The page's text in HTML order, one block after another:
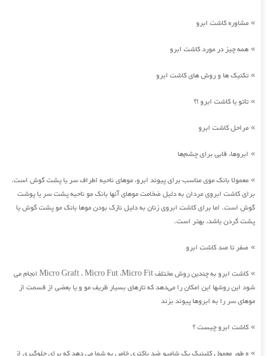
» مشاوره کاشت ابرو
» همه چیز در مورد کاشت ابرو
» تکنیک ها و روش های کاشت ابرو
» تاتو یا کاشت ابرو !؟
» مراحل کاشت ابرو
» ابروها، قابی برای چشم‌ها
» معمولا بانک موی مناسب برای پیوند ابرو، موهای ناحیه اطراف سر یا پشت گوش است.
برای کاشت ابروی مردان به دلیل ضخامت موهای آنها بانک مو ناحیه پشت سر یا پوشت
گوش است. اما برای کاشت ابروی زنان به دلیل نازک بودن موها بانک مو پشت گوش یا
پشت گردن باشد، بهتر است.
» صفر تا صد کاشت ابرو
»
کاشت ابرو به چندین روش مختلف Micro Graft ، Micro Fut ،Micro Fit انجام می
شود این روشها این امکان را می‌دهد که تارهای بسیار ظریف مو و یا بعضی از قسمت از
موهای سر را به ابروها پیوند بزند
» کاشت ابرو چیست ؟
»